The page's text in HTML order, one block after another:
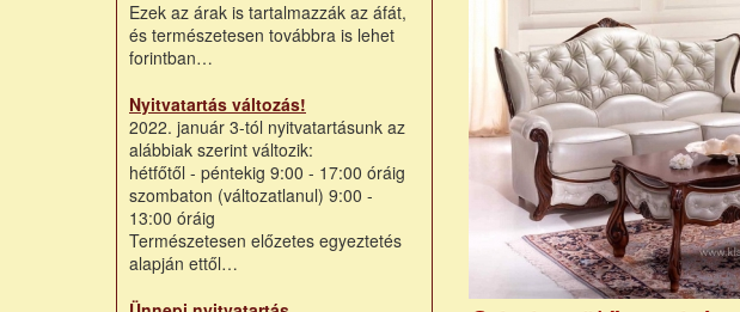
Ezek az árak is tartalmazzák az áfát,
és természetesen továbbra is lehet
forintban…
Nyitvatartás változás!
2022. január 3-tól nyitvatartásunk az
alábbiak szerint változik:
hétfőtől - péntekig 9:00 - 17:00 óráig
szombaton (változatlanul) 9:00 -
13:00 óráig
Természetesen előzetes egyeztetés
alapján ettől…